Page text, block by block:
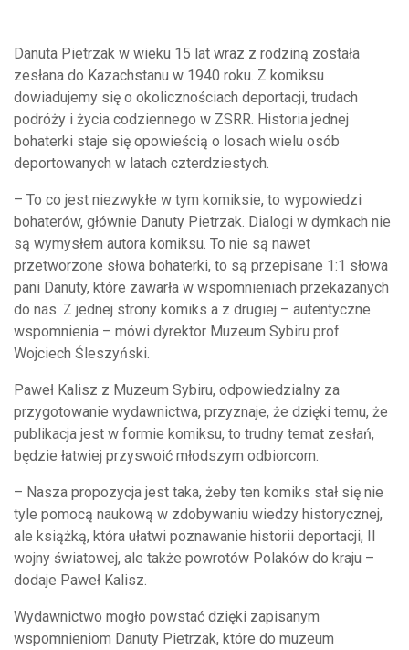
Danuta Pietrzak w wieku 15 lat wraz z rodziną została
zesłana do Kazachstanu w 1940 roku. Z komiksu
dowiadujemy się o okolicznościach deportacji, trudach
podróży i życia codziennego w ZSRR. Historia jednej
bohaterki staje się opowieścią o losach wielu osób
deportowanych w latach czterdziestych.
– To co jest niezwykłe w tym komiksie, to wypowiedzi
bohaterów, głównie Danuty Pietrzak. Dialogi w dymkach nie
są wymysłem autora komiksu. To nie są nawet
przetworzone słowa bohaterki, to są przepisane 1:1 słowa
pani Danuty, które zawarła w wspomnieniach przekazanych
do nas. Z jednej strony komiks a z drugiej – autentyczne
wspomnienia – mówi dyrektor Muzeum Sybiru prof.
Wojciech Śleszyński.
Paweł Kalisz z Muzeum Sybiru, odpowiedzialny za
przygotowanie wydawnictwa, przyznaje, że dzięki temu, że
publikacja jest w formie komiksu, to trudny temat zesłań,
będzie łatwiej przyswoić młodszym odbiorcom.
– Nasza propozycja jest taka, żeby ten komiks stał się nie
tyle pomocą naukową w zdobywaniu wiedzy historycznej,
ale książką, która ułatwi poznawanie historii deportacji, II
wojny światowej, ale także powrotów Polaków do kraju –
dodaje Paweł Kalisz.
Wydawnictwo mogło powstać dzięki zapisanym
wspomnieniom Danuty Pietrzak, które do muzeum